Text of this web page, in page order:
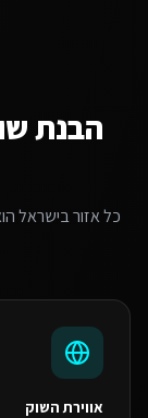
הבנת
כל אזור בישראל
אווירת השוק